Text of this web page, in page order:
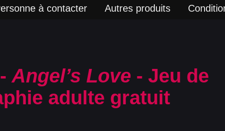
à contacter Autres produits
Angel’s Love - Jeu de
adulte gratuit